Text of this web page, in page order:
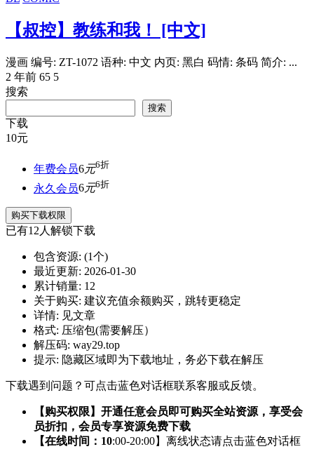
【叔控】教练和我！ [中文]
漫画 编号: ZT-1072 语种: 中文 内页: 黑白 码情: 条码 简介: ...
2 年前 65 5
搜索
搜索
下载
10元
年费会员6元6折
永久会员6元6折
购买下载权限
已有12人解锁下载
包含资源: (1个)
最近更新: 2026-01-30
累计销量: 12
关于购买: 建议充值余额购买，跳转更稳定
详情: 见文章
格式: 压缩包(需要解压）
解压码: way29.top
提示: 隐藏区域即为下载地址，务必下载在解压
下载遇到问题？可点击蓝色对话框联系客服或反馈。
【购买权限】开通任意会员即可购买全站资源，享受会
员折扣，会员专享资源免费下载
【在线时间：10:00-20:00】离线状态请点击蓝色对话框